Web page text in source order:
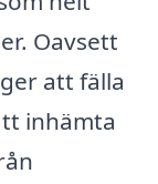
Oavsett
att fälla
inhämta